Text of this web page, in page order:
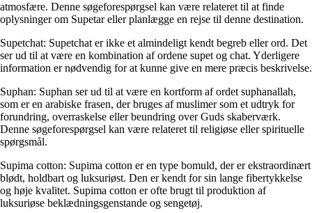
atmosfære. Denne søgeforespørgsel kan være relateret til at finde
oplysninger om Supetar eller planlægge en rejse til denne destination.
Supetchat: Supetchat er ikke et almindeligt kendt begreb eller ord. Det
ser ud til at være en kombination af ordene supet og chat. Yderligere
information er nødvendig for at kunne give en mere præcis beskrivelse.
Suphan: Suphan ser ud til at være en kortform af ordet suphanallah,
som er en arabiske frasen, der bruges af muslimer som et udtryk for
forundring, overraskelse eller beundring over Guds skaberværk.
Denne søgeforespørgsel kan være relateret til religiøse eller spirituelle
spørgsmål.
Supima cotton: Supima cotton er en type bomuld, der er ekstraordinært
blødt, holdbart og luksuriøst. Den er kendt for sin lange fibertykkelse
og høje kvalitet. Supima cotton er ofte brugt til produktion af
luksuriøse beklædningsgenstande og sengetøj.